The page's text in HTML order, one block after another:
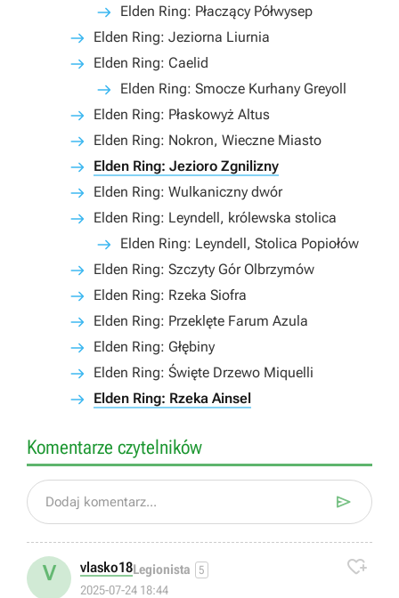
Elden Ring: Płaczący Półwysep
Elden Ring: Jeziorna Liurnia
Elden Ring: Caelid
Elden Ring: Smocze Kurhany Greyoll
Elden Ring: Płaskowyż Altus
Elden Ring: Nokron, Wieczne Miasto
Elden Ring: Jezioro Zgnilizny
Elden Ring: Wulkaniczny dwór
Elden Ring: Leyndell, królewska stolica
Elden Ring: Leyndell, Stolica Popiołów
Elden Ring: Szczyty Gór Olbrzymów
Elden Ring: Rzeka Siofra
Elden Ring: Przeklęte Farum Azula
Elden Ring: Głębiny
Elden Ring: Święte Drzewo Miquelli
Elden Ring: Rzeka Ainsel
Komentarze czytelników
Dodaj komentarz... 
V vlasko18Legionista 5
2025-07-24 18:44
